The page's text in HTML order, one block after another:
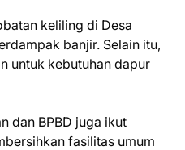
keliling di Desa
banjir. Selain itu,
untuk kebutuhan dapur
dan BPBD juga ikut
fasilitas umum